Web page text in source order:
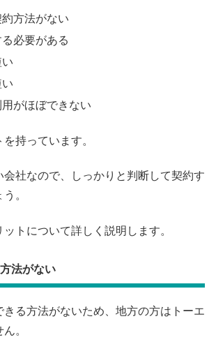
方法がない
必要がある
がほぼできない
持っています。
会社なので、しっかりと判断して契約す
。
トについて詳しく説明します。
法がない
きる方法がないため、地方の方はトーエ
。